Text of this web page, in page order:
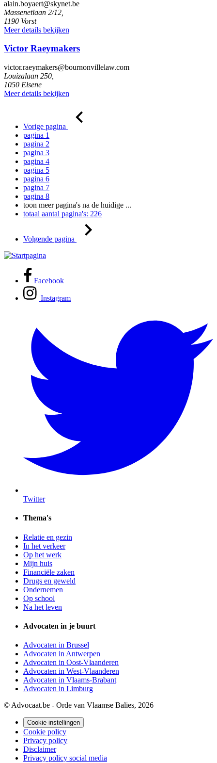
alain.boyaert@skynet.be
Massenetlaan 2/12,
1190 Vorst
Meer details bekijken
Victor Raeymakers
victor.raeymakers@bournonvillelaw.com
Louizalaan 250,
1050 Elsene
Meer details bekijken
Vorige pagina
pagina 1
pagina 2
pagina 3
pagina 4
pagina 5
pagina 6
pagina 7
pagina 8
toon meer pagina's na de huidige ...
totaal aantal pagina's: 226
Volgende pagina
Facebook
Instagram
Twitter
Thema's
Relatie en gezin
In het verkeer
Op het werk
Mijn huis
Financiële zaken
Drugs en geweld
Ondernemen
Op school
Na het leven
Advocaten in je buurt
Advocaten in Brussel
Advocaten in Antwerpen
Advocaten in Oost-Vlaanderen
Advocaten in West-Vlaanderen
Advocaten in Vlaams-Brabant
Advocaten in Limburg
© Advocaat.be - Orde van Vlaamse Balies, 2026
Cookie-instellingen
Cookie policy
Privacy policy
Disclaimer
Privacy policy social media